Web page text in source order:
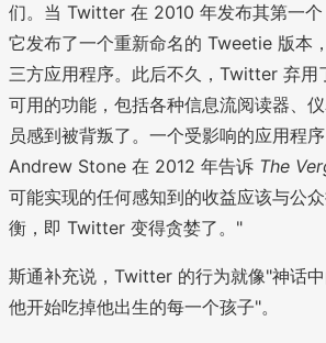
们。当 Twitter 在 2010 年发布其第一
它发布了一个重新命名的 Tweetie 版本
三方应用程序。此后不久，Twitter 弃用
可用的功能，包括各种信息流阅读器、
员感到被背叛了。一个受影响的应用程
Andrew Stone 在 2012 年告诉 The
可能实现的任何感知到的收益应该与公
衡，即 Twitter 变得贪婪了。"
斯通补充说，Twitter 的行为就像"神话
他开始吃掉他出生的每一个孩子"。